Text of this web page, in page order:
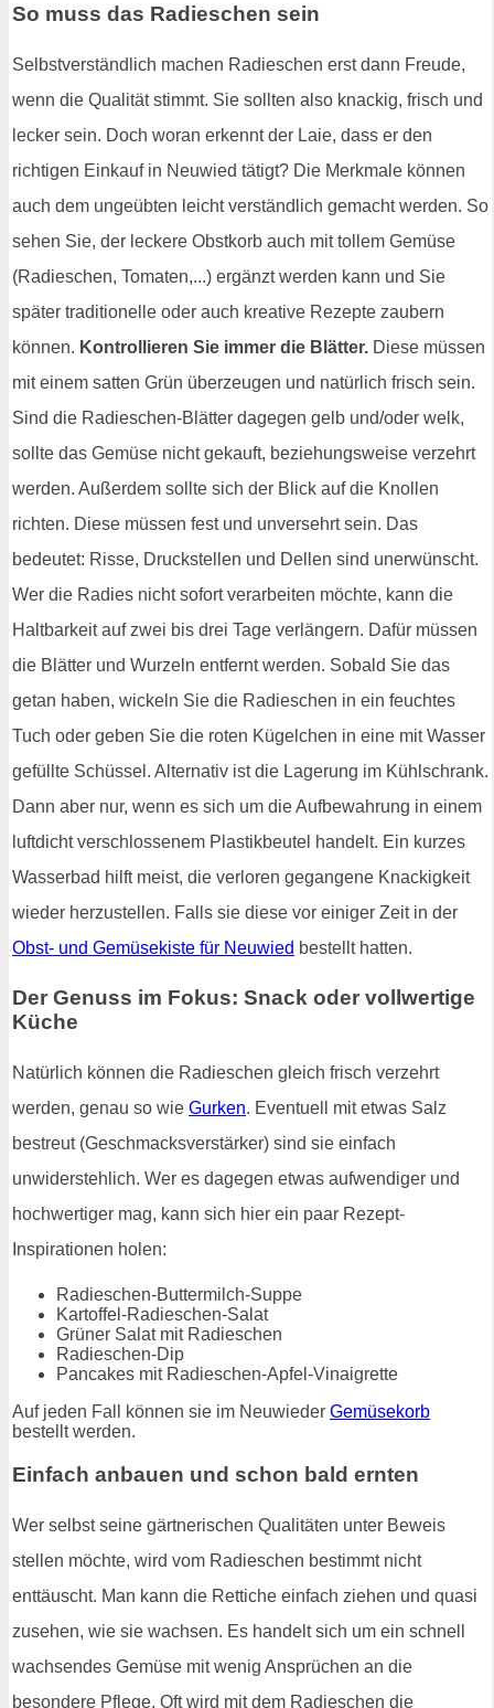
So muss das Radieschen sein
Selbstverständlich machen Radieschen erst dann Freude,
wenn die Qualität stimmt. Sie sollten also knackig, frisch und
lecker sein. Doch woran erkennt der Laie, dass er den
richtigen Einkauf in Neuwied tätigt? Die Merkmale können
auch dem ungeübten leicht verständlich gemacht werden. So
sehen Sie, der leckere Obstkorb auch mit tollem Gemüse
(Radieschen, Tomaten,...) ergänzt werden kann und Sie
später traditionelle oder auch kreative Rezepte zaubern
können. Kontrollieren Sie immer die Blätter. Diese müssen
mit einem satten Grün überzeugen und natürlich frisch sein.
Sind die Radieschen-Blätter dagegen gelb und/oder welk,
sollte das Gemüse nicht gekauft, beziehungsweise verzehrt
werden. Außerdem sollte sich der Blick auf die Knollen
richten. Diese müssen fest und unversehrt sein. Das
bedeutet: Risse, Druckstellen und Dellen sind unerwünscht.
Wer die Radies nicht sofort verarbeiten möchte, kann die
Haltbarkeit auf zwei bis drei Tage verlängern. Dafür müssen
die Blätter und Wurzeln entfernt werden. Sobald Sie das
getan haben, wickeln Sie die Radieschen in ein feuchtes
Tuch oder geben Sie die roten Kügelchen in eine mit Wasser
gefüllte Schüssel. Alternativ ist die Lagerung im Kühlschrank.
Dann aber nur, wenn es sich um die Aufbewahrung in einem
luftdicht verschlossenem Plastikbeutel handelt. Ein kurzes
Wasserbad hilft meist, die verloren gegangene Knackigkeit
wieder herzustellen. Falls sie diese vor einiger Zeit in der
Obst- und Gemüsekiste für Neuwied bestellt hatten.
Der Genuss im Fokus: Snack oder vollwertige
Küche
Natürlich können die Radieschen gleich frisch verzehrt
werden, genau so wie Gurken. Eventuell mit etwas Salz
bestreut (Geschmacksverstärker) sind sie einfach
unwiderstehlich. Wer es dagegen etwas aufwendiger und
hochwertiger mag, kann sich hier ein paar Rezept-
Inspirationen holen:
Radieschen-Buttermilch-Suppe
Kartoffel-Radieschen-Salat
Grüner Salat mit Radieschen
Radieschen-Dip
Pancakes mit Radieschen-Apfel-Vinaigrette
Auf jeden Fall können sie im Neuwieder Gemüsekorb
bestellt werden.
Einfach anbauen und schon bald ernten
Wer selbst seine gärtnerischen Qualitäten unter Beweis
stellen möchte, wird vom Radieschen bestimmt nicht
enttäuscht. Man kann die Rettiche einfach ziehen und quasi
zusehen, wie sie wachsen. Es handelt sich um ein schnell
wachsendes Gemüse mit wenig Ansprüchen an die
besondere Pflege. Oft wird mit dem Radieschen die